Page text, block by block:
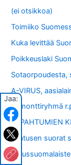
(ei otsikkoa)
Toimiiko
Kuka levittää
Poikkeuslaki
Sotaorpoudesta,
A-VIRUS,
Remonttiryhmä
TAPAHTUMIEN
Laatusen suorat
Jaa: